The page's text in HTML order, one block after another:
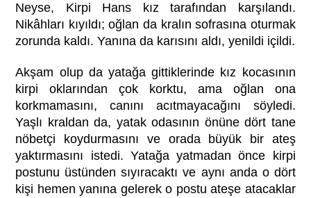
Neyse, Kirpi Hans kız tarafından karşılandı.
Nikâhları kıyıldı; oğlan da kralın sofrasına oturmak
zorunda kaldı. Yanına da karısını aldı, yenildi içildi.
Akşam olup da yatağa gittiklerinde kız kocasının
kirpi oklarından çok korktu, ama oğlan ona
korkmamasını, canını acıtmayacağını söyledi.
Yaşlı kraldan da, yatak odasının önüne dört tane
nöbetçi koydurmasını ve orada büyük bir ateş
yaktırmasını istedi. Yatağa yatmadan önce kirpi
postunu üstünden sıyıracaktı ve aynı anda o dört
kişi hemen yanına gelerek o postu ateşe atacaklar